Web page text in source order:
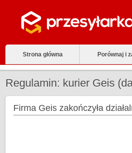
Strona główna Porównaj i
Regulamin: kurier Geis
Firma Geis zakończyła